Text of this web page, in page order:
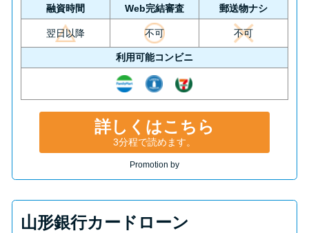
融資時間 Web完結審査 郵送物ナシ
翌日以降 不可 不可
利用可能コンビニ
詳しくはこちら
3分程で読めます。
Promotion by
山形銀行カードローン